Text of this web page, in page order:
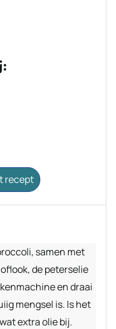
recept
samen met
de peterselie
en draai
mengsel is. Is het
extra olie bij.